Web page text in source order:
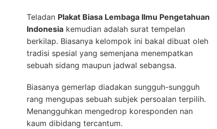
Teladan Plakat Biasa Lembaga Ilmu Pengetahuan
Indonesia kemudian adalah surat tempelan
berkilap. Biasanya kelompok ini bakal dibuat oleh
tradisi spesial yang semenjana menempatkan
sebuah sidang maupun jadwal sebangsa.
Biasanya gemerlap diadakan sungguh-sungguh
rang mengupas sebuah subjek persoalan terpilih.
Menangguhkan mengedrop koresponden nan
kaum dibidang tercantum.